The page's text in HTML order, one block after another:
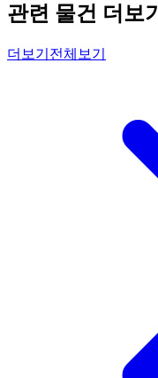
관련 물건 더보기
더보기 전체보기